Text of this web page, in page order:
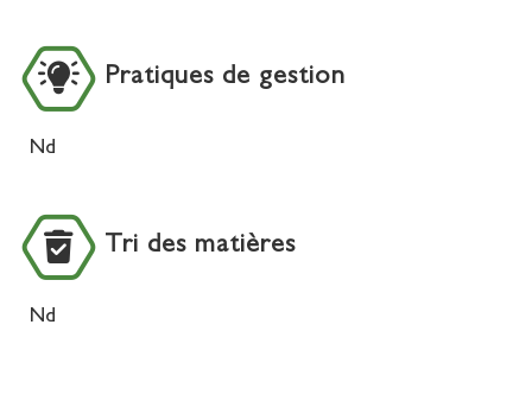
Pratiques de gestion
Nd
Tri des matières
Nd